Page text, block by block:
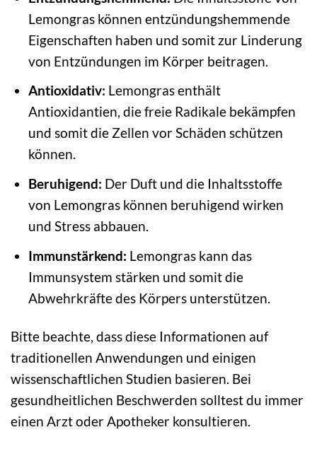
Lemongras können entzündungshemmende
Eigenschaften haben und somit zur Linderung
von Entzündungen im Körper beitragen.
Antioxidativ: Lemongras enthält
Antioxidantien, die freie Radikale bekämpfen
und somit die Zellen vor Schäden schützen
können.
Beruhigend: Der Duft und die Inhaltsstoffe
von Lemongras können beruhigend wirken
und Stress abbauen.
Immunstärkend: Lemongras kann das
Immunsystem stärken und somit die
Abwehrkräfte des Körpers unterstützen.
Bitte beachte, dass diese Informationen auf
traditionellen Anwendungen und einigen
wissenschaftlichen Studien basieren. Bei
gesundheitlichen Beschwerden solltest du immer
einen Arzt oder Apotheker konsultieren.